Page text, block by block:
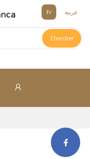
Fr عربية
Chercher